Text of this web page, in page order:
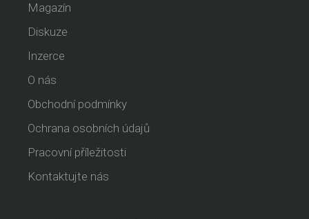
Magazín
Diskuze
Inzerce
O nás
Obchodní podmínky
Ochrana osobních údajů
Pracovní příležitosti
Kontaktujte nás